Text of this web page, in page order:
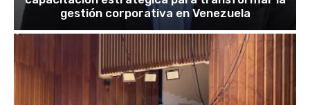
gestión corporativa en Venezuela